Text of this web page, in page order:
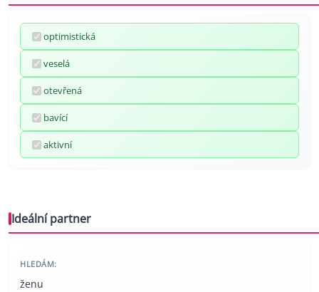
optimistická
veselá
otevřená
bavící
aktivní
Ideální partner
HLEDÁM:
ženu